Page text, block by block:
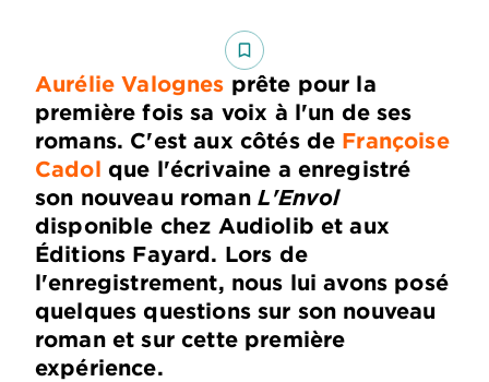
bookmark_border
Aurélie Valognes prête pour la
première fois sa voix à l'un de ses
romans. C'est aux côtés de Françoise
Cadol que l'écrivaine a enregistré
son nouveau roman L'Envol
disponible chez Audiolib et aux
Éditions Fayard. Lors de
l'enregistrement, nous lui avons posé
quelques questions sur son nouveau
roman et sur cette première
expérience.